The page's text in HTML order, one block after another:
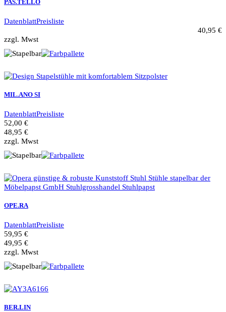
PAS.TELLO
DatenblattPreisliste
40,95 €
zzgl. Mwst
MIL.ANO SI
DatenblattPreisliste
52,00 €
48,95 €
zzgl. Mwst
OPE.RA
DatenblattPreisliste
59,95 €
49,95 €
zzgl. Mwst
BER.LIN